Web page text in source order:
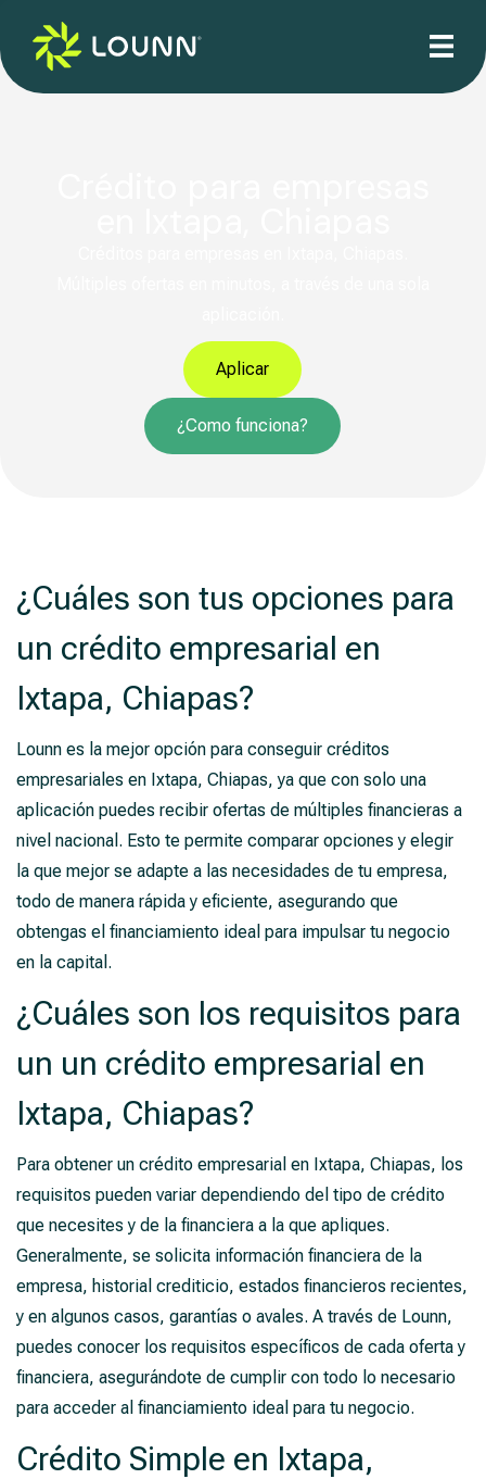
Aplicar
¿Como funciona?
¿Cuáles son tus opciones para
un crédito empresarial en
Ixtapa, Chiapas?
Lounn es la mejor opción para conseguir créditos
empresariales en Ixtapa, Chiapas, ya que con solo una
aplicación puedes recibir ofertas de múltiples financieras a
nivel nacional. Esto te permite comparar opciones y elegir
la que mejor se adapte a las necesidades de tu empresa,
todo de manera rápida y eficiente, asegurando que
obtengas el financiamiento ideal para impulsar tu negocio
en la capital.
¿Cuáles son los requisitos para
un un crédito empresarial en
Ixtapa, Chiapas?
Para obtener un crédito empresarial en Ixtapa, Chiapas, los
requisitos pueden variar dependiendo del tipo de crédito
que necesites y de la financiera a la que apliques.
Generalmente, se solicita información financiera de la
empresa, historial crediticio, estados financieros recientes,
y en algunos casos, garantías o avales. A través de Lounn,
puedes conocer los requisitos específicos de cada oferta y
financiera, asegurándote de cumplir con todo lo necesario
para acceder al financiamiento ideal para tu negocio.
Crédito Simple en Ixtapa,